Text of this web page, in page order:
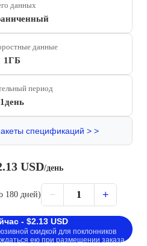
данных
данные
1ГБ
период
1день
спецификаций > >
USD/день
180 дней) − 1 +
- $2.13 USD
скидкой для поклонников
ею при размещении заказа.